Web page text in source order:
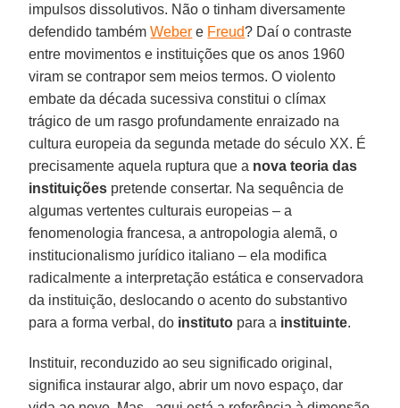
impulsos dissolutivos. Não o tinham diversamente
defendido tambémWeber e Freud? Daí o contraste
entre movimentos e instituições que os anos 1960
viram se contrapor sem meios termos. O violento
embate da década sucessiva constitui o clímax
trágico de um rasgo profundamente enraizado na
cultura europeia da segunda metade do século XX. É
precisamente aquela ruptura que a nova teoria das
instituições pretende consertar. Na sequência de
algumas vertentes culturais europeias – a
fenomenologia francesa, a antropologia alemã, o
institucionalismo jurídico italiano – ela modifica
radicalmente a interpretação estática e conservadora
da instituição, deslocando o acento do substantivo
para a forma verbal, do instituto para a instituinte.
Instituir, reconduzido ao seu significado original,
significa instaurar algo, abrir um novo espaço, dar